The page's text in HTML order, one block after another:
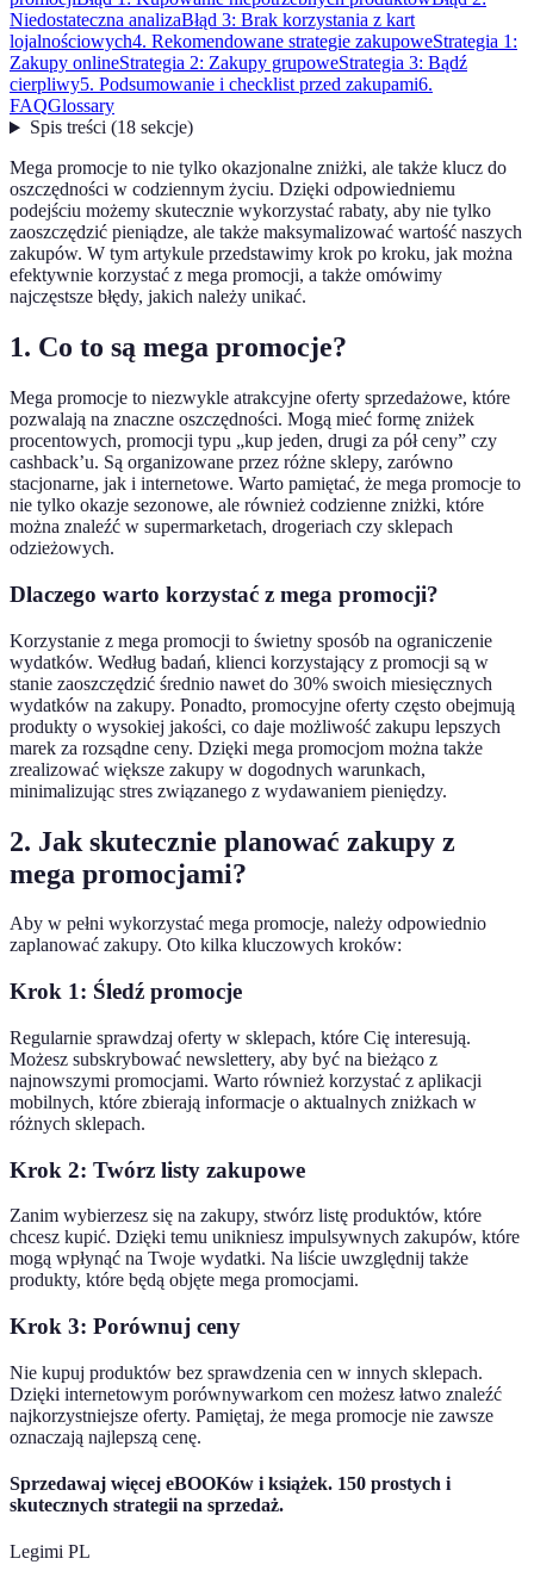
Niedostateczna analizaBłąd 3: Brak korzystania z kart
lojalnościowych4. Rekomendowane strategie zakupoweStrategia 1:
Zakupy onlineStrategia 2: Zakupy grupoweStrategia 3: Bądź
cierpliwy5. Podsumowanie i checklist przed zakupami6.
FAQGlossary
Spis treści(18 sekcje)
Mega promocje to nie tylko okazjonalne zniżki, ale także klucz do
oszczędności w codziennym życiu. Dzięki odpowiedniemu
podejściu możemy skutecznie wykorzystać rabaty, aby nie tylko
zaoszczędzić pieniądze, ale także maksymalizować wartość naszych
zakupów. W tym artykule przedstawimy krok po kroku, jak można
efektywnie korzystać z mega promocji, a także omówimy
najczęstsze błędy, jakich należy unikać.
1. Co to są mega promocje?
Mega promocje to niezwykle atrakcyjne oferty sprzedażowe, które
pozwalają na znaczne oszczędności. Mogą mieć formę zniżek
procentowych, promocji typu „kup jeden, drugi za pół ceny” czy
cashback’u. Są organizowane przez różne sklepy, zarówno
stacjonarne, jak i internetowe. Warto pamiętać, że mega promocje to
nie tylko okazje sezonowe, ale również codzienne zniżki, które
można znaleźć w supermarketach, drogeriach czy sklepach
odzieżowych.
Dlaczego warto korzystać z mega promocji?
Korzystanie z mega promocji to świetny sposób na ograniczenie
wydatków. Według badań, klienci korzystający z promocji są w
stanie zaoszczędzić średnio nawet do 30% swoich miesięcznych
wydatków na zakupy. Ponadto, promocyjne oferty często obejmują
produkty o wysokiej jakości, co daje możliwość zakupu lepszych
marek za rozsądne ceny. Dzięki mega promocjom można także
zrealizować większe zakupy w dogodnych warunkach,
minimalizując stres związanego z wydawaniem pieniędzy.
2. Jak skutecznie planować zakupy z
mega promocjami?
Aby w pełni wykorzystać mega promocje, należy odpowiednio
zaplanować zakupy. Oto kilka kluczowych kroków:
Krok 1: Śledź promocje
Regularnie sprawdzaj oferty w sklepach, które Cię interesują.
Możesz subskrybować newslettery, aby być na bieżąco z
najnowszymi promocjami. Warto również korzystać z aplikacji
mobilnych, które zbierają informacje o aktualnych zniżkach w
różnych sklepach.
Krok 2: Twórz listy zakupowe
Zanim wybierzesz się na zakupy, stwórz listę produktów, które
chcesz kupić. Dzięki temu unikniesz impulsywnych zakupów, które
mogą wpłynąć na Twoje wydatki. Na liście uwzględnij także
produkty, które będą objęte mega promocjami.
Krok 3: Porównuj ceny
Nie kupuj produktów bez sprawdzenia cen w innych sklepach.
Dzięki internetowym porównywarkom cen możesz łatwo znaleźć
najkorzystniejsze oferty. Pamiętaj, że mega promocje nie zawsze
oznaczają najlepszą cenę.
Sprzedawaj więcej eBOOKów i książek. 150 prostych i
skutecznych strategii na sprzedaż.
Legimi PL